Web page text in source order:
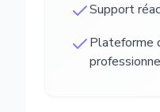
Support
Plateforme